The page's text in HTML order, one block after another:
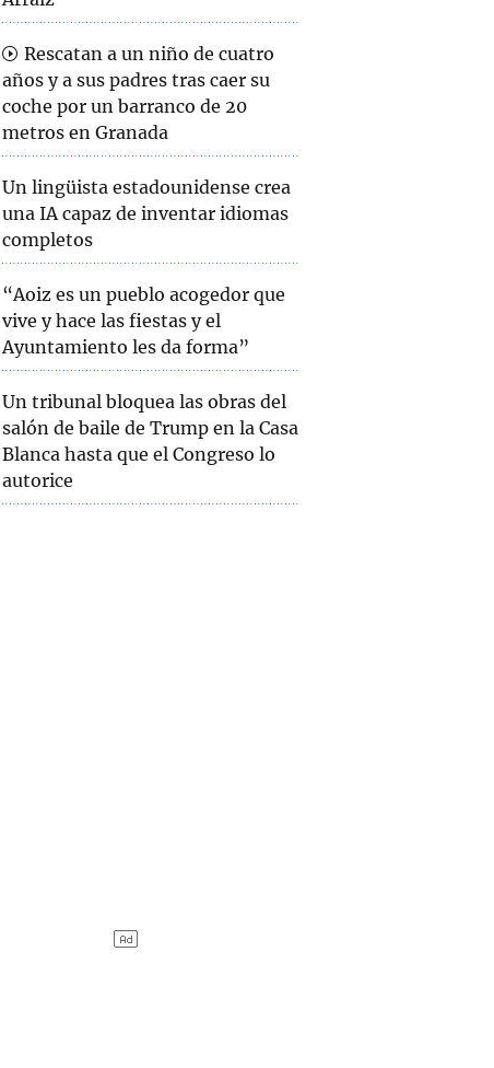
Rescatan a un niño de cuatro
años y a sus padres tras caer su
coche por un barranco de 20
metros en Granada
Un lingüista estadounidense crea
una IA capaz de inventar idiomas
completos
“Aoiz es un pueblo acogedor que
vive y hace las fiestas y el
Ayuntamiento les da forma”
Un tribunal bloquea las obras del
salón de baile de Trump en la Casa
Blanca hasta que el Congreso lo
autorice